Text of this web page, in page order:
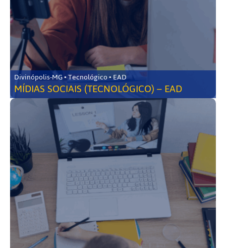
Divinópolis-MG • Tecnológico • EAD
MÍDIAS SOCIAIS (TECNOLÓGICO) – EAD